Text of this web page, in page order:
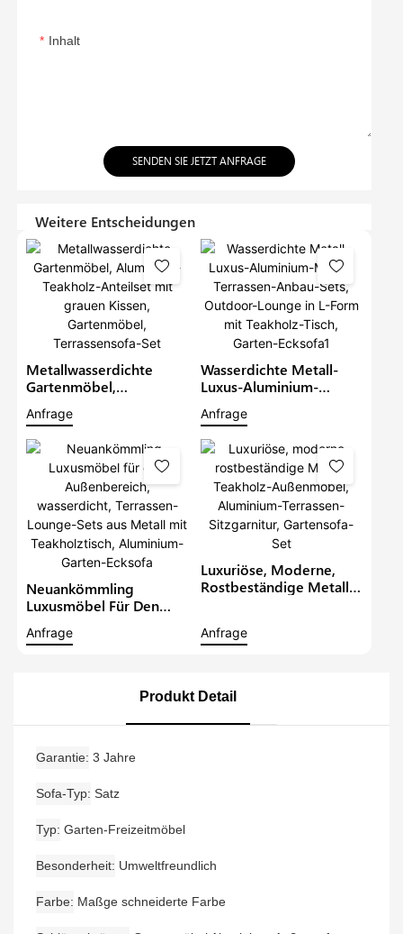
Inhalt
SENDEN SIE JETZT ANFRAGE
Weitere Entscheidungen
Metallwasserdichte
Gartenmöbel,
Aluminium-Teakholz-
Anteilset Mit Grauen
Kissen, Gartenmöbel,
Terrassensofa-Set
Anfrage
Wasserdichte Metall-
Luxus-Aluminium-
Möbel, Terrassen-
Anbau-Sets, Outdoor-
Lounge In L-Form Mit
Teakholz-Tisch, Garten-
Ecksofa1
Anfrage
Neuankömmling
Luxusmöbel Für Den
Wasserdicht, Terrassen-
Aluminium-Garten-
Anfrage
Luxuriöse, Moderne,
Rostbeständige Metall-
Sitzgarnitur, Gartensofa-
Anfrage
Produkt Detail
Garantie 3 Jahre
Sofa-Typ Satz
Typ Garten-Freizeitmöbel
Besonderheit Umweltfreundlich
Farbe Maßge schneiderte Farbe